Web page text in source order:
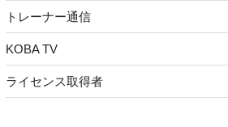
トレーナー通信
KOBA TV
ライセンス取得者